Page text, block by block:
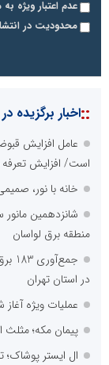
عدم اعتبار ویژه
محدودیت در
::اخبار برگزیده
عامل افزایش
است/ افزایش تعرفه
خانه با نور،
شانزدهمین
منطقه برق لواسان
در استان تهران
عملیات ویژه
پیمان مکه؛ مثلث
ال ایستر پوشاک؛